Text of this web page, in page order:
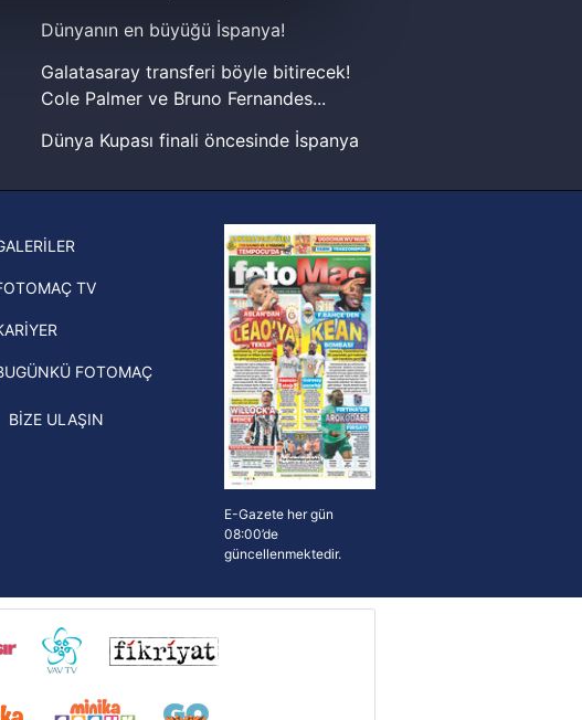
ait çerezler kullanılmaktadır. Bu
toplumu hizmetlerinin sunulması
ve sizlere yönelik
kullanılacaktır.
ilişkin detaylı bilgi için Ayarlar
okumak ve sitemizde ilgili
Dünyanın en büyüğü İspanya!
Galatasaray transferi böyle bitirecek!
Cole Palmer ve Bruno Fernandes...
Dünya Kupası finali öncesinde İspanya
şampiyonluk yüzüğü verilecek
Hernan Crespo, Meksika Ligi
ekiplerinden Atlas'ın yeni teknik
direktörü oldu
TV
FOTOMAÇ
BİZE ULAŞIN
E-Gazete her gün
08:00’de
güncellenmektedir.